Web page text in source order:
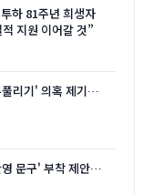
하 81주년 희생자
지원 이어갈 것”
풀리기' 의혹 제기…
영 문구' 부착 제안…